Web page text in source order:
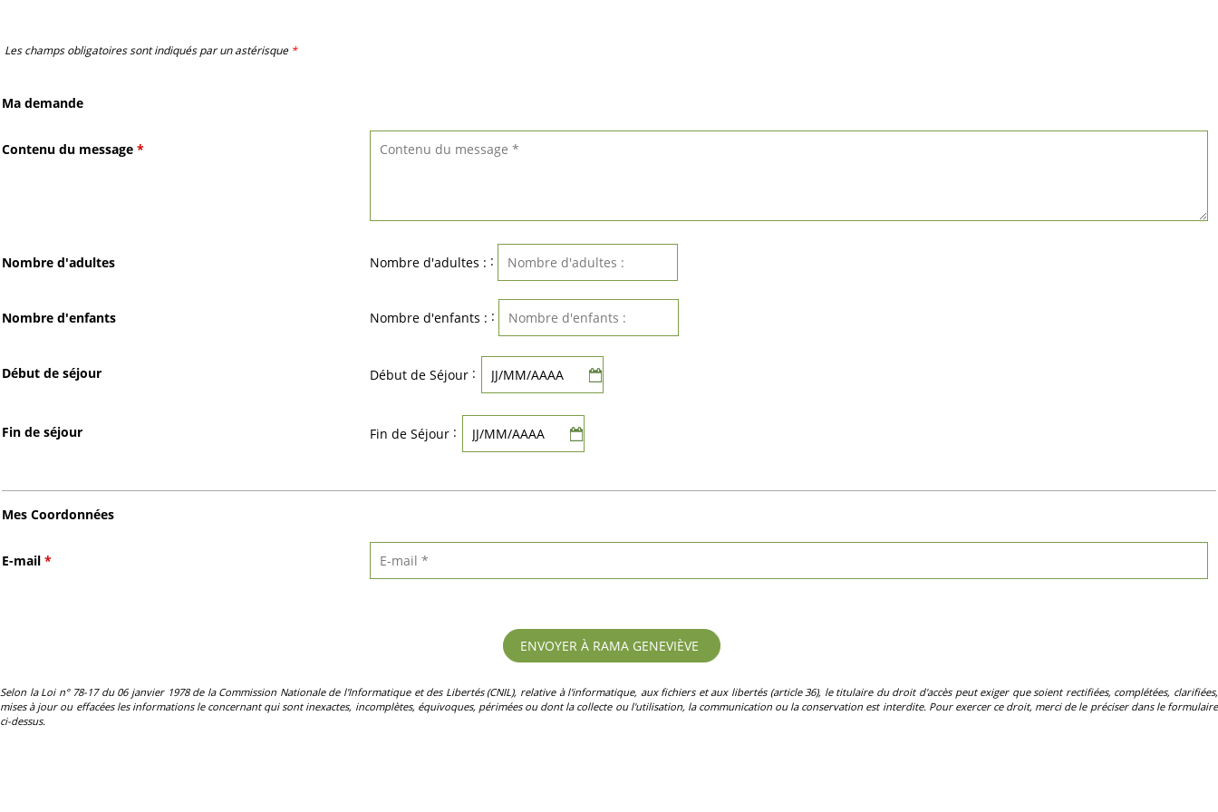
Les champs obligatoires sont indiqués par un astérisque *
Ma demande
Contenu du message *
Nombre d'adultes Nombre d'adultes : :
Nombre d'enfants Nombre d'enfants : :
Début de séjour Début de Séjour :
Fin de séjour Fin de Séjour :
Mes Coordonnées
E-mail *
Selon la Loi n° 78-17 du 06 janvier 1978 de la Commission Nationale de l'Informatique et des Libertés (CNIL), relative à l'informatique, aux fichiers et aux libertés (article 36), le titulaire du droit d'accès peut exiger que soient rectifiées, complétées, clarifiées,
mises à jour ou effacées les informations le concernant qui sont inexactes, incomplètes, équivoques, périmées ou dont la collecte ou l'utilisation, la communication ou la conservation est interdite. Pour exercer ce droit, merci de le préciser dans le formulaire
ci-dessus.